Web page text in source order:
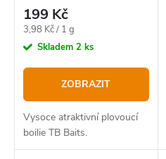
199 Kč
Měrná
cena:
3,98 Kč / 1 g
Skladem 2 ks
ZOBRAZIT
Vysoce atraktivní plovoucí
boilie TB Baits.